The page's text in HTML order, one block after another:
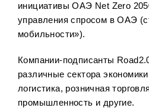
инициативы ОАЭ Net Zero
управления спросом в ОАЭ
мобильности»).
Компании-подписанты
различные сектора
логистика, розничная
промышленность и другие.